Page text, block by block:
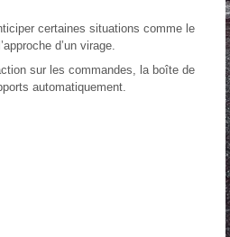
certaines situations comme le
d’un virage.
sur les commandes, la boîte de
automatiquement.